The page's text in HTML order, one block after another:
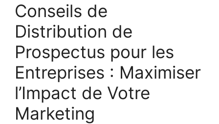
Conseils de
Distribution de
Prospectus pour les
Entreprises : Maximiser
l’Impact de Votre
Marketing